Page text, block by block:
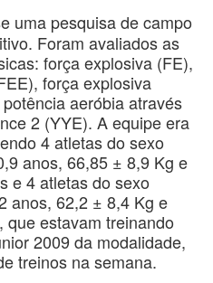
uma pesquisa de campo
Foram avaliados as
força explosiva (FE),
força explosiva
aeróbia através
2 (YYE). A equipe era
4 atletas do sexo
anos, 66,85 ± 8,9 Kg e
e 4 atletas do sexo
anos, 62,2 ± 8,4 Kg e
estavam treinando
2009 da modalidade,
treinos na semana.